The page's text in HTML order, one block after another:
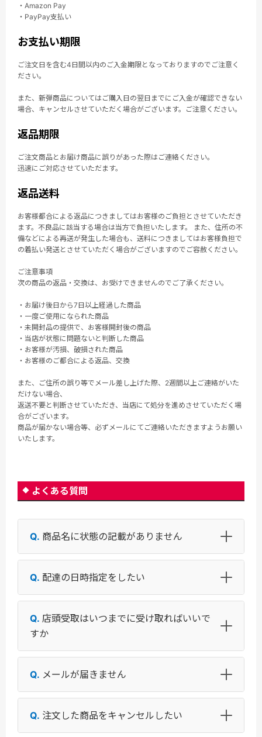
・Amazon Pay
・PayPay支払い
お支払い期限
ご注文日を含む4日間以内のご入金期限となっておりますのでご注意く
ださい。
また、新弾商品についてはご購入日の翌日までにご入金が確認できない
場合、キャンセルさせていただく場合がございます。ご注意ください。
返品期限
ご注文商品とお届け商品に誤りがあった際はご連絡ください。
迅速にご対応させていただます。
返品送料
お客様都合による返品につきましてはお客様のご負担とさせていただき
ます。不良品に該当する場合は当方で負担いたします。 また、住所の不
備などによる再送が発生した場合も、送料につきましてはお客様負担で
の着払い発送とさせていただく場合がございますのでご容赦ください。
ご注意事項
次の商品の返品・交換は、お受けできませんのでご了承ください。
・お届け後日から7日以上経過した商品
・一度ご使用になられた商品
・未開封品の提供で、お客様開封後の商品
・当店が状態に問題ないと判断した商品
・お客様が汚損、破損された商品
・お客様のご都合による返品、交換
また、ご住所の誤り等でメール差し上げた際、2週間以上ご連絡がいた
だけない場合、
返送不要と判断させていただき、当店にて処分を進めさせていただく場
合がございます。
商品が届かない場合等、必ずメールにてご連絡いただきますようお願い
いたします。
よくある質問
商品名に状態の記載がありません
配達の日時指定をしたい
店頭受取はいつまでに受け取ればいいで
すか
メールが届きません
注文した商品をキャンセルしたい